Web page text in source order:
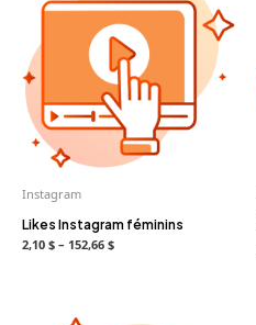
Instagram
Likes Instagram féminins
2,10 $ – 152,66 $